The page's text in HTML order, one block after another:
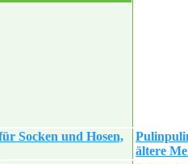
Socken und Hosen,
ältere